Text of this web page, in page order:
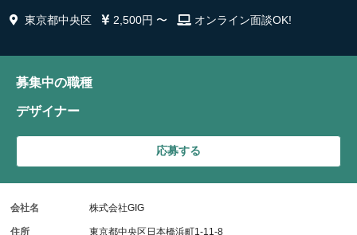
東京都中央区 2,500円 〜 オンライン面談OK!
募集中の職種
デザイナー
応募する
会社名 株式会社GIG
住所
東京都中央区日本橋浜町1-11-8